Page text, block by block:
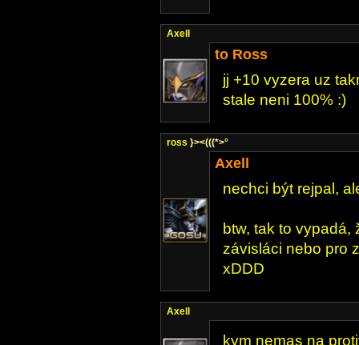
Axell
to Ross
jj +10 vyzera uz
stale neni 100% :)
ross }><(((*>°
Axell
nechci být rejpal,
btw, tak to vypadá,
závisláci nebo pro
xDDD
Axell
kym nemas na